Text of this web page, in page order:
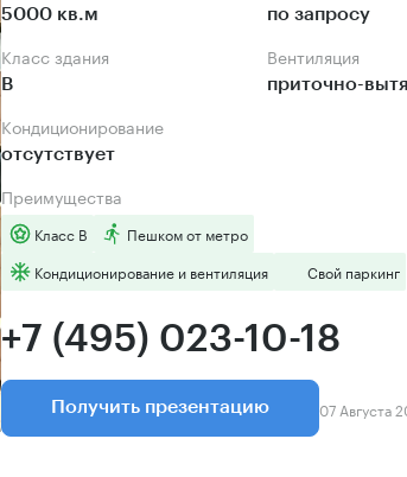
5000 кв.м по запросу
Класс здания
B
Вентиляция
приточно-
Кондиционирование
отсутствует
Преимущества
Класс B
Пешком от метро
Кондиционирование и вентиляция
Свой паркинг
+7 (495) 023-10-18
Получить презентацию 07 Августа